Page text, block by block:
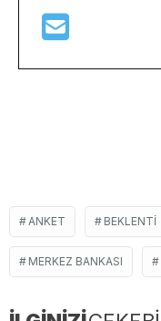
ANKET BEKLENTI
MERKEZ BANKASI